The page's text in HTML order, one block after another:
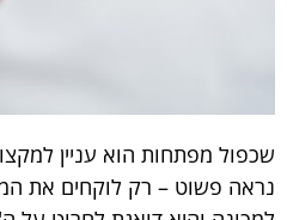
שכפול מפתחות הוא עניין
נראה פשוט – רק לוקחים את